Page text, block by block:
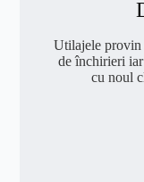
Utilajele provin
de închirieri
cu noul